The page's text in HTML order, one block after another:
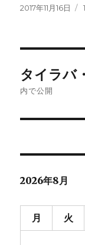
投
2017年11月16日
稿
ゲ
ー
シ
ョ
タイラバ
内で公開
2026年8月
月 火